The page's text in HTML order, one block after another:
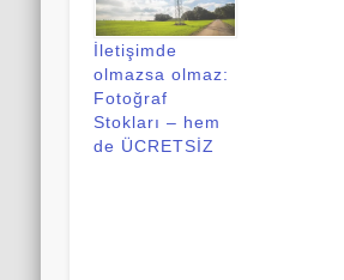
İletişimde
olmazsa olmaz:
Fotoğraf
Stokları – hem
de ÜCRETSİZ